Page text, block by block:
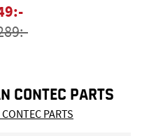
CONTEC PARTS
PARTS